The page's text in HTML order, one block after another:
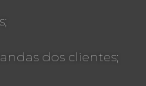
dos clientes;